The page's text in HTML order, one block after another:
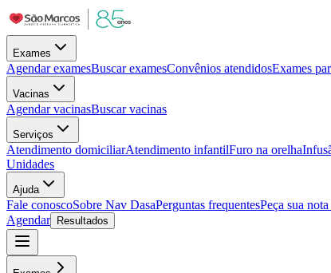
Exames
Agendar examesBuscar examesConvênios atendidosExames
Vacinas
Agendar vacinasBuscar vacinas
Serviços
Atendimento domiciliarAtendimento infantilFuro na orelha
Unidades
Ajuda
Fale conoscoSobre Nav DasaPerguntas frequentesPeça sua
Agendar
Resultados